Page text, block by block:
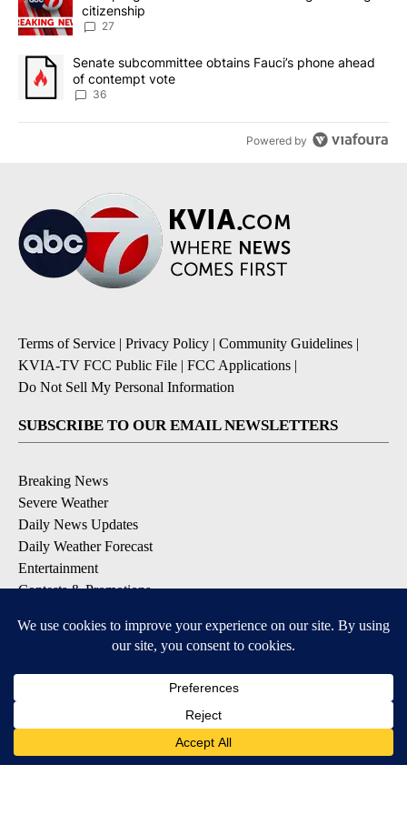
citizenship
27
A trending article titled "Senate subcommittee obtains Fauci’s
Senate subcommittee obtains Fauci’s phone ahead
of contempt vote
36
Powered by
Terms of Service | Privacy Policy | Community Guidelines |
KVIA-TV FCC Public File | FCC Applications |
Do Not Sell My Personal Information
SUBSCRIBE TO OUR EMAIL NEWSLETTERS
Breaking News
Severe Weather
Daily News Updates
Daily Weather Forecast
Entertainment
Contests & Promotions
DOWNLOAD OUR APPS
Available for iOS and Android